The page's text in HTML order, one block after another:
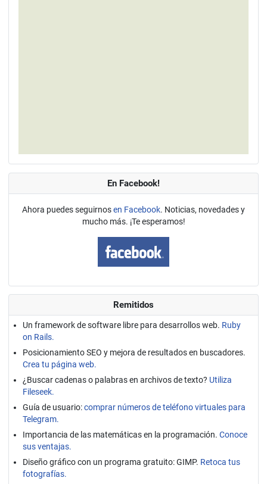
En Facebook!
Ahora puedes seguirnosen Facebook. Noticias, novedades y
mucho más. ¡Te esperamos!
Remitidos
Un framework de software libre para desarrollos web. Ruby
on Rails.
Posicionamiento SEO y mejora de resultados en buscadores.
Crea tu página web.
¿Buscar cadenas o palabras en archivos de texto? Utiliza
Fileseek.
Guía de usuario:comprar números de teléfono virtuales para
Telegram.
Importancia de las matemáticas en la programación. Conoce
sus ventajas.
Diseño gráfico con un programa gratuito: GIMP. Retoca tus
fotografías.